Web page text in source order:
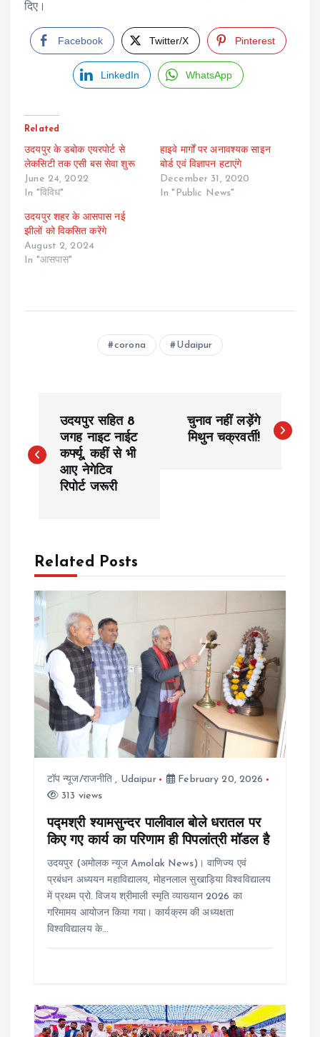
दिए।
Facebook Twitter/X Pinterest
LinkedIn WhatsApp
Related
उदयपुर के डबोक एयरपोर्ट से
लेकसिटी तक एसी बस सेवा शुरू
June 24, 2022
In "विविध"
हाइवे मार्गों पर अनावश्यक साइन
बोर्ड एवं विज्ञापन हटाएंगे
December 31, 2020
In "Public News"
उदयपुर शहर के आसपास नई
झीलों को विकसित करेंगे
August 2, 2024
In "आसपास"
corona Udaipur
o
n
a
v
g
t
उदयपुर सहित 8
जगह नाइट नाईट
कर्फ्यू, कहीं से भी
आए नेगेटिव
रिपोर्ट जरूरी
चुनाव नहीं लड़ेंगे
मिथुन चक्रवर्ती!
Related Posts
टॉप न्यूज/राजनीति , Udaipur
February 20, 2026
313 views
पद्मश्री श्यामसुन्दर पालीवाल बोले धरातल पर
किए गए कार्य का परिणाम ही पिपलांत्री मॉडल है
उदयपुर (अमोलक न्यूज Amolak News)। वाणिज्य एवं
प्रबंधन अध्ययन महाविद्यालय, मोहनलाल सुखाड़िया विश्वविद्यालय
में प्रथम प्रो. विजय श्रीमाली स्मृति व्याख्यान 2026 का
गरिमामय आयोजन किया गया। कार्यक्रम की अध्यक्षता
विश्वविद्यालय के…